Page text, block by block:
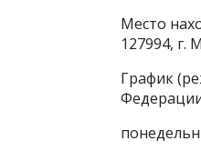
Место
127994, г.
График